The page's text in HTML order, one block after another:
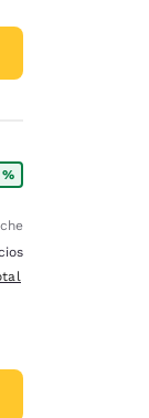
%
del total